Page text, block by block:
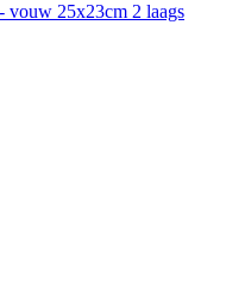
vouw 25x23cm 2 laags